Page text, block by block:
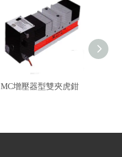
MC增壓器型雙夾虎鉗